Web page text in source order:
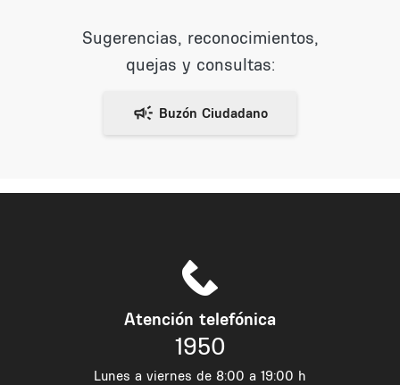
Sugerencias, reconocimientos,
quejas y consultas:
Atención telefónica
1950
Lunes a viernes de 8:00 a 19:00 h